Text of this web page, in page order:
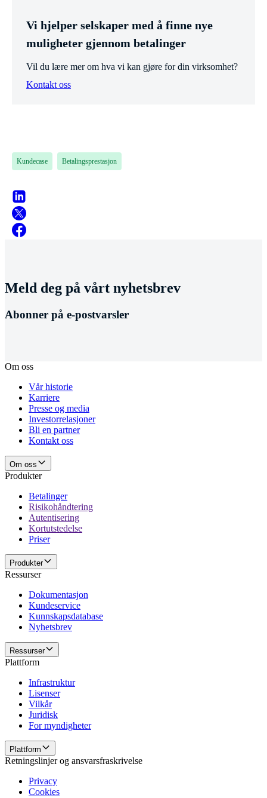
Vi hjelper selskaper med å finne nye
muligheter gjennom betalinger
Vil du lære mer om hva vi kan gjøre for din virksomhet?
Kontakt oss
Kundecase Betalingsprestasjon
Meld deg på vårt nyhetsbrev
Abonner på e-postvarsler
Om oss
Vår historie
Karriere
Presse og media
Investorrelasjoner
Bli en partner
Kontakt oss
Om oss
Produkter
Betalinger
Risikohåndtering
Autentisering
Kortutstedelse
Priser
Produkter
Ressurser
Dokumentasjon
Kundeservice
Kunnskapsdatabase
Nyhetsbrev
Ressurser
Plattform
Infrastruktur
Lisenser
Vilkår
Juridisk
For myndigheter
Plattform
Retningslinjer og ansvarsfraskrivelse
Privacy
Cookies